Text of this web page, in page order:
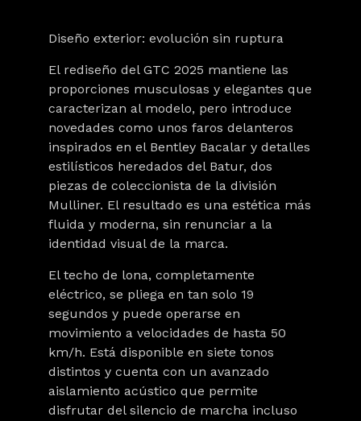
Diseño exterior: evolución sin ruptura
El rediseño del GTC 2025 mantiene las
proporciones musculosas y elegantes que
caracterizan al modelo, pero introduce
novedades como unos faros delanteros
inspirados en el Bentley Bacalar y detalles
estilísticos heredados del Batur, dos
piezas de coleccionista de la división
Mulliner. El resultado es una estética más
fluida y moderna, sin renunciar a la
identidad visual de la marca.
El techo de lona, completamente
eléctrico, se pliega en tan solo 19
segundos y puede operarse en
movimiento a velocidades de hasta 50
km/h. Está disponible en siete tonos
distintos y cuenta con un avanzado
aislamiento acústico que permite
disfrutar del silencio de marcha incluso